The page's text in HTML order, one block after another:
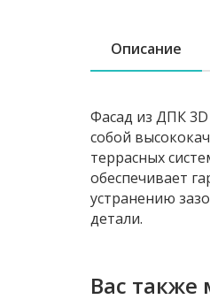
Описание
Фасад из ДПК 3D
собой
террасных
обеспечивает
устранению
детали.
Вас также